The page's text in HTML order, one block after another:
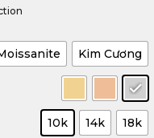
Kim Cương
10k 14k
18k